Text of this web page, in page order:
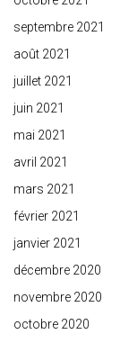
septembre 2021
août 2021
juillet 2021
juin 2021
mai 2021
avril 2021
mars 2021
février 2021
janvier 2021
décembre 2020
novembre 2020
octobre 2020